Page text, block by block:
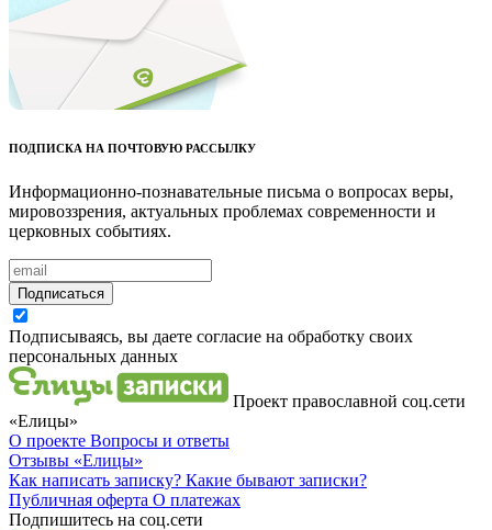
ПОДПИСКА НА ПОЧТОВУЮ РАССЫЛКУ
Информационно-познавательные письма о вопросах веры,
мировоззрения, актуальных проблемах современности и
церковных событиях.
Подписаться
Подписываясь, вы даете согласие на обработку своих
персональных данных
Проект православной соц.сети
«Елицы»
О проекте Вопросы и ответы
Отзывы «Елицы»
Как написать записку? Какие бывают записки?
Публичная оферта О платежах
Подпишитесь на соц.сети